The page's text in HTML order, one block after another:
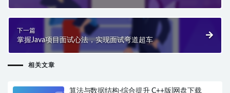
下一篇
掌握Java项目面试心法，实现面试弯道超车
相关文章
算法与数据结构-综合提升 C++版|网盘下载